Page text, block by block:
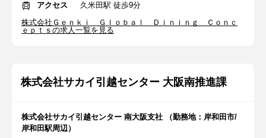
アクセス
久米田駅 徒歩9分
株式会社Ｇｅｎｋｉ Ｇｌｏｂａｌ Ｄｉｎｉｎｇ Ｃｏｎｃ
ｅｐｔｓの求人一覧を見る
株式会社サカイ引越センター 大阪南推進課
株式会社サカイ引越センター 南大阪支社 （勤務地：岸和田市/
岸和田駅周辺）